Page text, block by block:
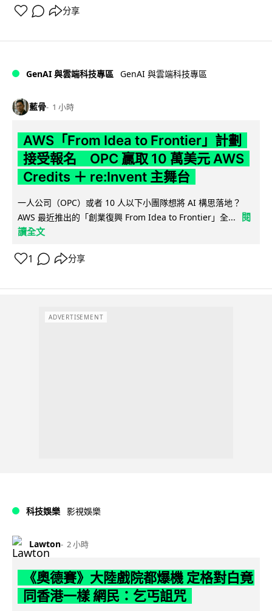
分享
GenAI 與雲端科技專區 GenAI 與雲端科技專區
藍骨 1 小時
AWS「From Idea to Frontier」計劃
接受報名 OPC 贏取 10 萬美元 AWS
Credits ＋ re:Invent 主舞台
一人公司（OPC）或者 10 人以下小團隊想將 AI 構思落地？
AWS 最近推出的「創業復興 From Idea to Frontier」全...
閱
讀全文
1 分享
ADVERTISEMENT
科技娛樂 影視娛樂
Lawton 2 小時
《奧德賽》大陸戲院都爆機 定格對白竟
同香港一樣 網民：乞丐詛咒